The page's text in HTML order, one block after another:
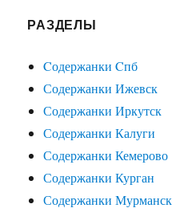
РАЗДЕЛЫ
Cодержанки Cпб
Содержанки Ижевск
Содержанки Иркутск
Содержанки Калуги
Содержанки Кемерово
Содержанки Курган
Содержанки Мурманск